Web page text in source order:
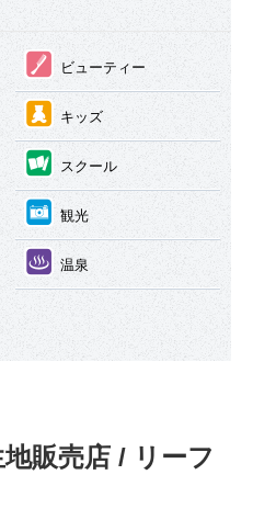
② ビューティー
④ キッズ
⑥ スクール
⑧ 観光
⑩ 温泉
販売店 / リーフ